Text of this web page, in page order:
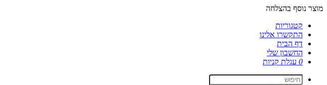
מוצר נוסף בהצלחה
קטגוריות
התקשרו אלינו
דף הבית
החשבון שלי
0 עגלת קניות